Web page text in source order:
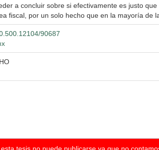
a concluir sobre si efectivamente es justo
fiscal, por un solo hecho que en la mayoría de
90687